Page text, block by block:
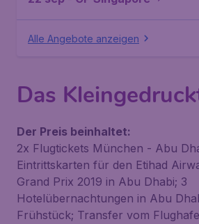
Alle Angebote anzeigen
Das
Der Preis beinhaltet:
2x Flugtickets München - Abu
Eintrittskarten für den Etihad
Grand Prix 2019 in Abu Dhabi; 3
Hotelübernachtungen in Abu
Frühstück; Transfer vom